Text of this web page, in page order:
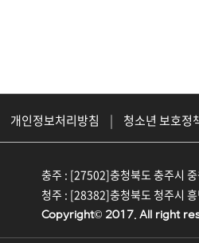
개인정보처리방침 |
청소년 보호정
충주 : [27502]충청북도 충주시
청주 : [28382]충청북도 청주시
Copyright© 2017. All right